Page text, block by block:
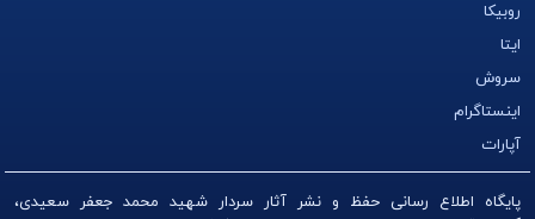
روبیکا
ایتا
سروش
اینستاگرام
آپارات
پایگاه اطلاع رسانی حفظ و نشر آثار سردار شهید محمد جعفر سعیدی،